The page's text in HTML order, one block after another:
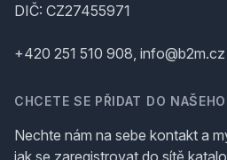
DIČ: CZ27455971
+420 251 510 908, info@b2m.cz
CHCETE SE PŘIDAT DO
Nechte nám na sebe kontakt a
jak se zaregistrovat do sítě